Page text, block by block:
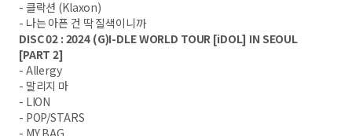
- 클락션 (Klaxon)
- 나는 아픈 건 딱 질색이니까
DISC 02 : 2024 (G)I-DLE WORLD TOUR [iDOL] IN SEOUL
[PART 2]
- Allergy
- 말리지 마
- LION
- POP/STARS
- MY BAG